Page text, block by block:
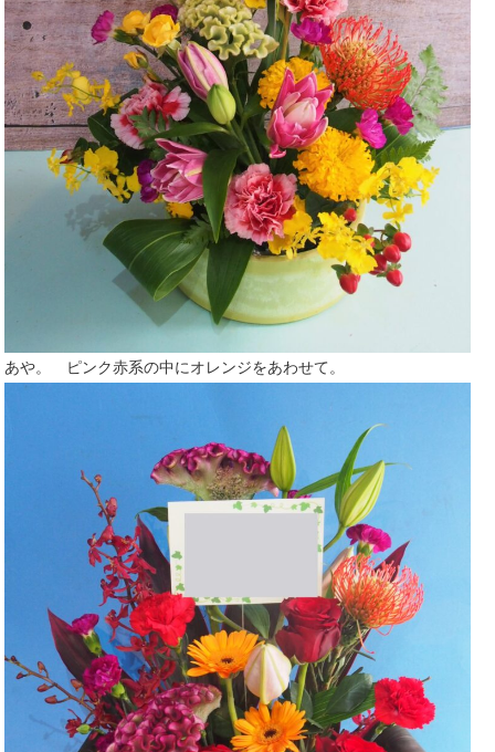
あや。 ピンク赤系の中にオレンジをあわせて。